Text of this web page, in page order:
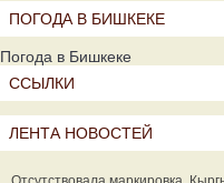
ПОГОДА В БИШКЕКЕ
Погода в Бишкеке
ССЫЛКИ
ЛЕНТА НОВОСТЕЙ